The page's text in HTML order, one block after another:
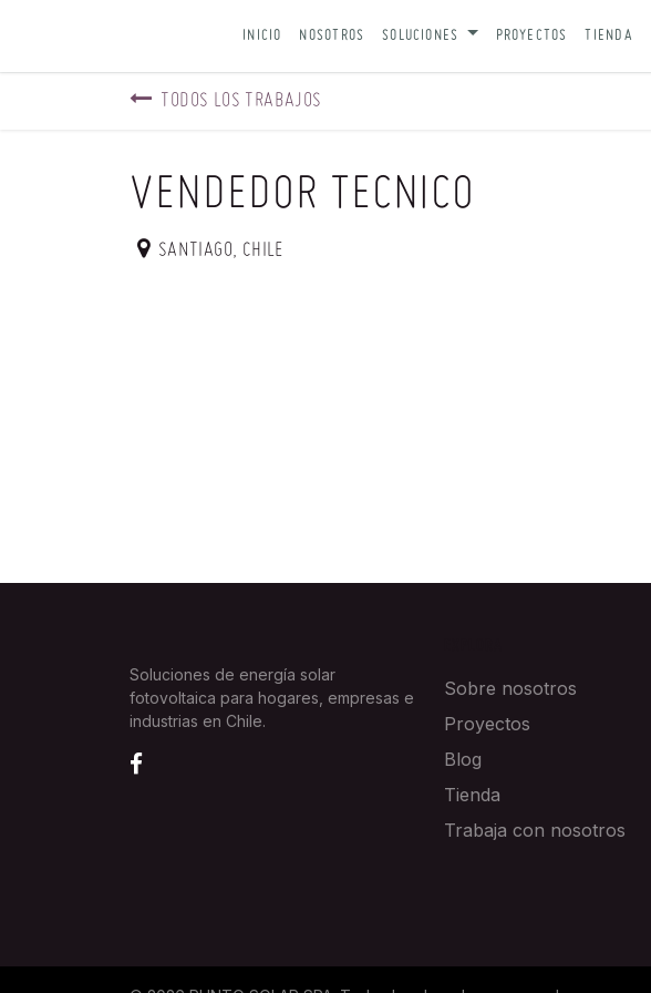
INICIO NOSOTROS SOLUCIONES PROYECTOS TIENDA
TODOS LOS TRABAJOS
VENDEDOR TECNICO
SANTIAGO, CHILE
Soluciones de energía solar
fotovoltaica para hogares, empresas e
industrias en Chile.
Sobre nosotros
Proyectos
Blog
Tienda
Trabaja con nosotros